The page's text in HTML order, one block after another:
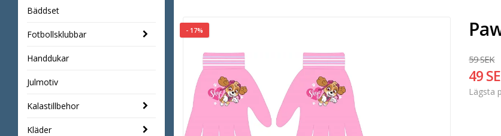
Bäddset
Fotbollsklubbar
Handdukar
Julmotiv
Kalastillbehor
Kläder
- 17%
59 SEK
49
Lägsta